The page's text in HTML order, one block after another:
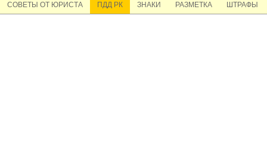
СОВЕТЫ ОТ ЮРИСТА ПДД РК ЗНАКИ РАЗМЕТКА ШТРАФЫ